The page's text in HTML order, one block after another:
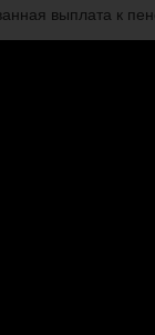
выплата к